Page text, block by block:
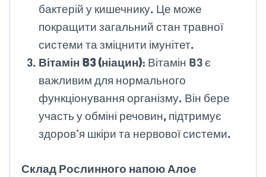
бактерій у кишечнику. Це може
покращити загальний стан травної
системи та зміцнити імунітет.
Вітамін B3 (ніацин): Вітамін B3 є
важливим для нормального
функціонування організму. Він бере
участь у обміні речовин, підтримує
здоров’я шкіри та нервової системи.
Склад Рослинного напою Алое